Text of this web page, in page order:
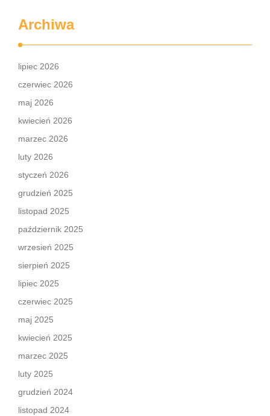
Archiwa
lipiec 2026
czerwiec 2026
maj 2026
kwiecień 2026
marzec 2026
luty 2026
styczeń 2026
grudzień 2025
listopad 2025
październik 2025
wrzesień 2025
sierpień 2025
lipiec 2025
czerwiec 2025
maj 2025
kwiecień 2025
marzec 2025
luty 2025
grudzień 2024
listopad 2024